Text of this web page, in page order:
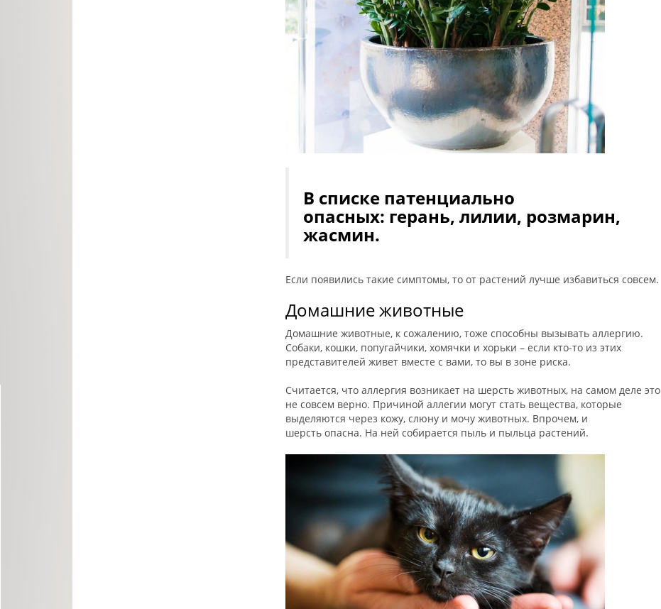
В списке патенциально
опасных: герань, лилии, розмарин,
жасмин.
Если появились такие симптомы, то от растений лучше избавиться совсем.
Домашние животные
Домашние животные, к сожалению, тоже способны вызывать аллергию.
Собаки, кошки, попугайчики, хомячки и хорьки – если кто-то из этих
представителей живет вместе с вами, то вы в зоне риска.
Считается, что аллергия возникает на шерсть животных, на самом деле это
не совсем верно. Причиной аллегии могут стать вещества, которые
выделяются через кожу, слюну и мочу животных. Впрочем, и
шерсть опасна. На ней собирается пыль и пыльца растений.